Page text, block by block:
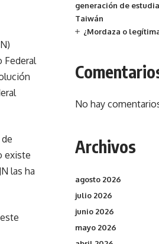
Federal
existe
las ha
generación de
Taiwán
¿Mordaza o
No hay
Archivos
agosto 2026
julio 2026
junio 2026
mayo 2026